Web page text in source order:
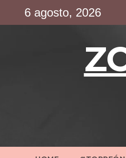
6 agosto, 2026